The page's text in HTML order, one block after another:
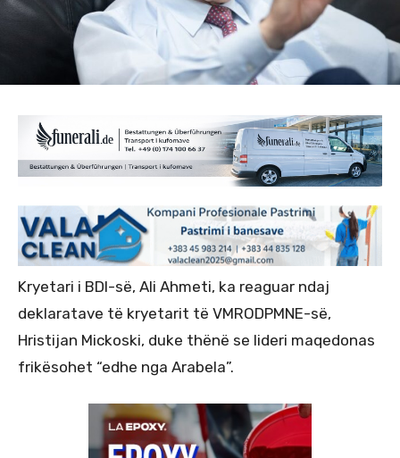
Kryetari i BDI-së, Ali Ahmeti, ka reaguar ndaj
deklaratave të kryetarit të VMRODPMNE-së,
Hristijan Mickoski, duke thënë se lideri maqedonas
frikësohet “edhe nga Arabela”.